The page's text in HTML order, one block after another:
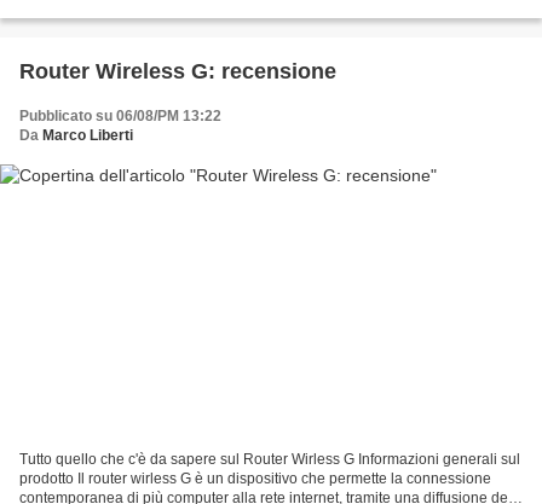
Router Wireless G: recensione
Pubblicato su 06/08/PM 13:22
Da Marco Liberti
Tutto quello che c'è da sapere sul Router Wirless G Informazioni generali sul
prodotto Il router wirless G è un dispositivo che permette la connessione
contemporanea di più computer alla rete internet, tramite una diffusione del